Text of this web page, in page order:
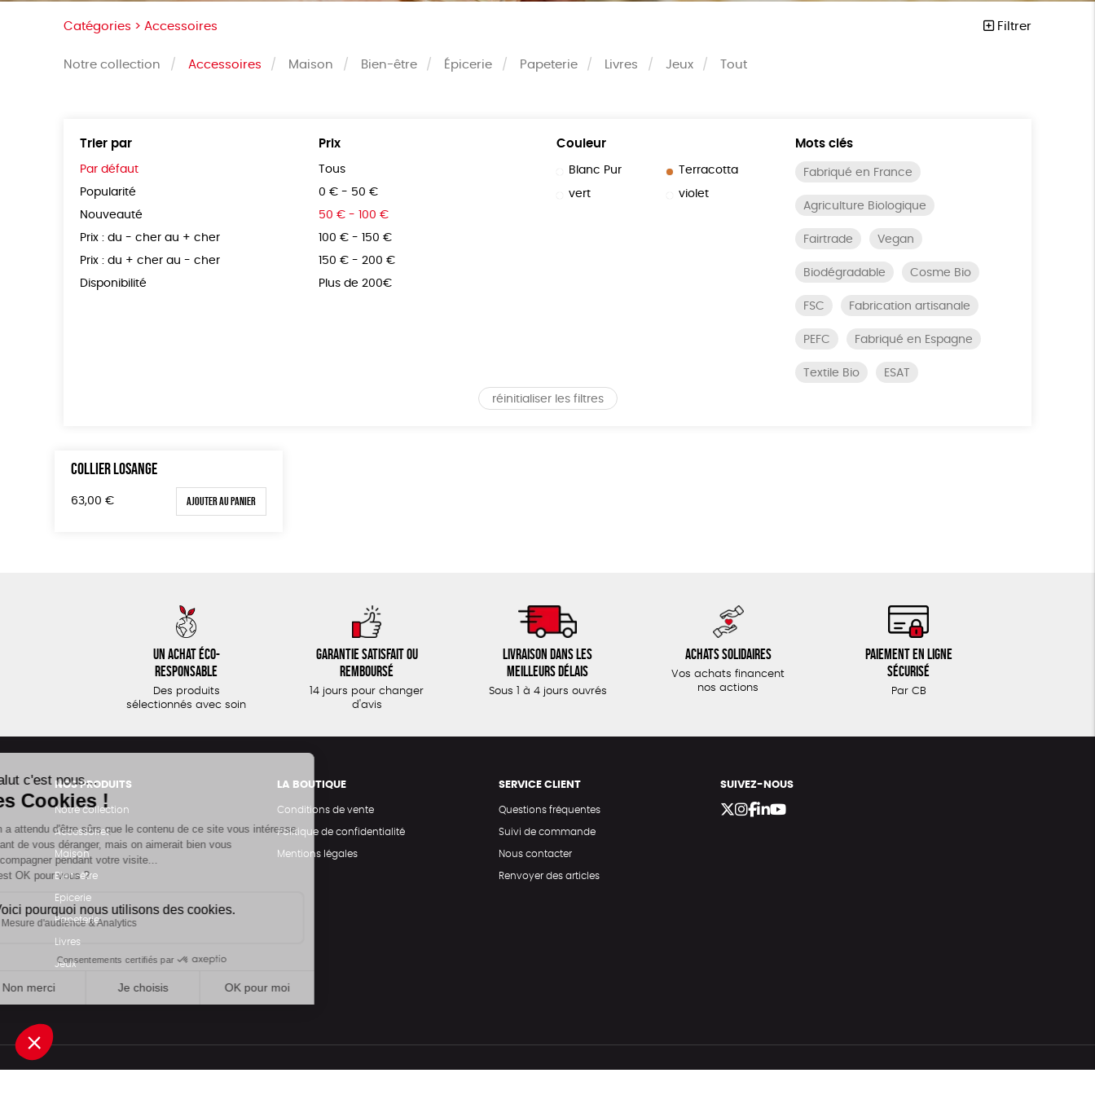
Catégories >Accessoires Filtrer
Notre collection Accessoires Maison Bien-être Épicerie Papeterie Livres Jeux Tout
Trier par
Par défaut
Popularité
Nouveauté
Prix : du - cher au + cher
Prix : du + cher au - cher
Disponibilité
Prix
Tous
0 € - 50 €
50 € - 100 €
100 € - 150 €
150 € - 200 €
Plus de 200€
Couleur
Blanc Pur Terracotta
vert violet
Mots clés
Fabriqué en France
Agriculture Biologique
Fairtrade Vegan
Biodégradable Cosme Bio
FSC Fabrication artisanale
PEFC Fabriqué en Espagne
Textile Bio ESAT
réinitialiser les filtres
COLLIER LOSANGE
63,00 € Ajouter au panier
Un achat éco-
responsable
Des produits
sélectionnés avec soin
Garantie satisfait ou
remboursé
14 jours pour changer
d'avis
Livraison dans les
meilleurs délais
Sous 1 à 4 jours ouvrés
Achats solidaires
Vos achats financent
nos actions
Paiement en ligne
sécurisé
Par CB
NOS PRODUITS
Notre collection
Accessoires
Maison
Bien-être
Epicerie
Papeterie
Livres
Jeux
LA BOUTIQUE
Conditions de vente
Politique de confidentialité
Mentions légales
SERVICE CLIENT
Questions fréquentes
Suivi de commande
Nous contacter
Renvoyer des articles
SUIVEZ-NOUS